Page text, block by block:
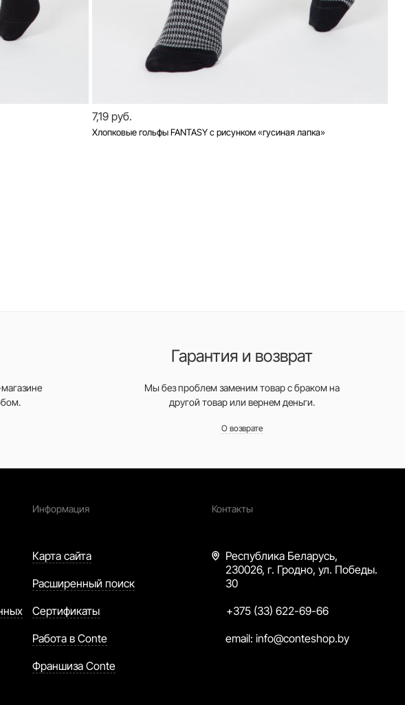
7,19 руб.
Хлопковые гольфы FANTASY с рисунком «гусиная лапка»
Гарантия и возврат
Мы без проблем заменим товар с браком на
другой товар или вернем деньги.
О возврате
Информация
Карта сайта
Расширенный поиск
Сертификаты
Работа в Conte
Франшиза Conte
Контакты
Республика Беларусь,
230026, г. Гродно, ул. Победы.
30
+375 (33) 622-69-66
email:info@conteshop.by